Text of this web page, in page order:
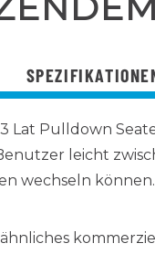
Lat Pulldown
leicht
wechseln können.